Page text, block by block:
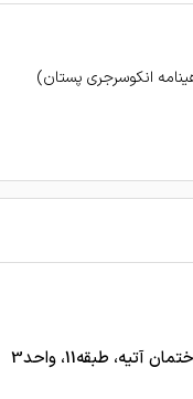
انکوسرجری پستان)
طبقه11، واحد3